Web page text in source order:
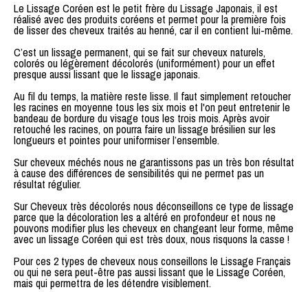
Le Lissage Coréen est le petit frère du Lissage Japonais, il est
réalisé avec des produits coréens et permet pour la première fois
de lisser des cheveux traités au henné, car il en contient lui-même.
C’est un lissage permanent, qui se fait sur cheveux naturels,
colorés ou légèrement décolorés (uniformément) pour un effet
presque aussi lissant que le lissage japonais.
Au fil du temps, la matière reste lisse. Il faut simplement retoucher
les racines en moyenne tous les six mois et l'on peut entretenir le
bandeau de bordure du visage tous les trois mois. Après avoir
retouché les racines, on pourra faire un lissage brésilien sur les
longueurs et pointes pour uniformiser l’ensemble.
Sur cheveux méchés nous ne garantissons pas un très bon résultat
à cause des différences de sensibilités qui ne permet pas un
résultat régulier.
Sur Cheveux très décolorés nous déconseillons ce type de lissage
parce que la décoloration les a altéré en profondeur et nous ne
pouvons modifier plus les cheveux en changeant leur forme, même
avec un lissage Coréen qui est très doux, nous risquons la casse !
Pour ces 2 types de cheveux nous conseillons le Lissage Français
ou qui ne sera peut-être pas aussi lissant que le Lissage Coréen,
mais qui permettra de les détendre visiblement.